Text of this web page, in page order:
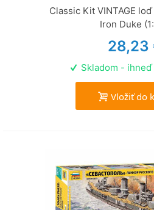
Classic Kit VINTAGE
Iron Duke
28,23
Skladom -
Vložiť do